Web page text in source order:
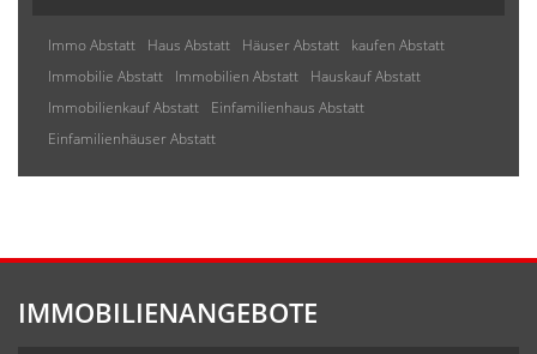
Immo Abstatt Haus Abstatt Häuser Abstatt
kaufen Abstatt
Immobilie Abstatt
Immobilien Abstatt
Hauskauf Abstatt
Immobilienkauf Abstatt
Einfamilienhaus Abstatt
Einfamilienhäuser Abstatt
IMMOBILIENANGEBOTE